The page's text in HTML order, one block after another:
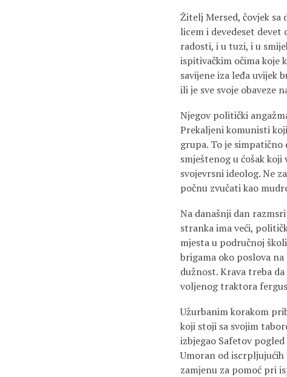
Žitelj Mersed, čovjek sa
licem i devedeset
radosti, i u tuzi, i u
ispitivačkim očima koje
savijene iza leđa uvijek
ili je sve svoje obaveze
Njegov politički
Prekaljeni komunisti
grupa. To je
smještenog u ćošak
svojevrsni ideolog. Ne
počnu zvučati kao
Na današnji dan
stranka ima veći,
mjesta u područnoj
brigama oko poslova
dužnost. Krava treba
voljenog traktora
Užurbanim korakom
koji stoji sa svojim
izbjegao Safetov
Umoran od
zamjenu za pomoć pri